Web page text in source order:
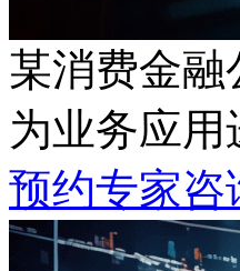
某消费金
为业务应
预约专家咨